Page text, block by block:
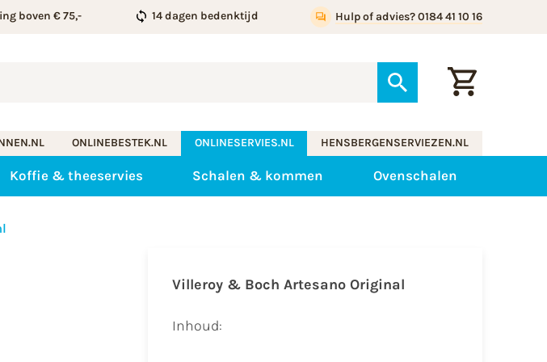
boven € 75,- 14 dagen bedenktijd Hulp of advies? 0184 41 10 16
ONLINEBESTEK.NL ONLINESERVIES.NL HENSBERGENSERVIEZEN.NL
Koffie & theeservies Schalen & kommen Ovenschalen
Villeroy & Boch Artesano Original
Inhoud: